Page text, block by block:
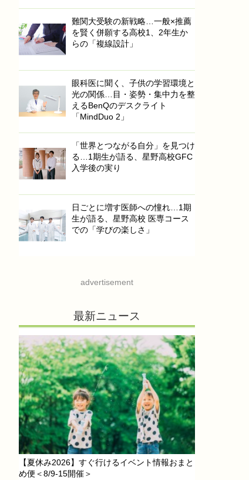
難関大受験の新戦略…一般×推薦
を賢く併願する高校1、2年生か
らの「複線設計」
眼科医に聞く、子供の学習環境と
光の関係…目・姿勢・集中力を整
えるBenQのデスクライト
「MindDuo 2」
「世界とつながる自分」を見つけ
る…1期生が語る、星野高校GFC
入学後の実り
日ごとに増す医師への憧れ…1期
生が語る、星野高校 医専コース
での「学びの楽しさ」
advertisement
最新ニュース
【夏休み2026】すぐ行けるイベント情報おまと
め便＜8/9-15開催＞